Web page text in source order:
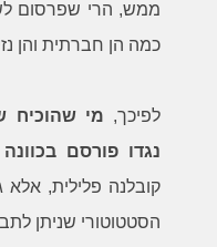
ממש, הרי שפרסום
כמה הן חברתית והן
לפיכך, מי שהוכיח
נגדו פורסם
קובלנה פלילית, אלא
הסטטוטורי שניתן